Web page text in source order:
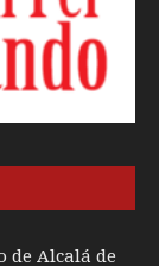
de Alcalá de